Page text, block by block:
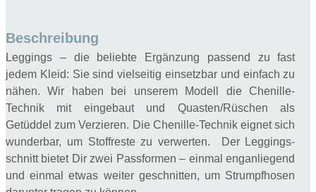
Beschreibung
Leggings – die beliebte Ergänzung passend zu fast
jedem Kleid: Sie sind vielseitig einsetzbar und einfach zu
nähen. Wir haben bei unserem Modell die Chenille-
Technik mit eingebaut und Quasten/Rüschen als
Getüddel zum Verzieren. Die Chenille-Technik eignet sich
wunderbar, um Stoffreste zu verwerten. Der Leggings-
schnitt bietet Dir zwei Passformen – einmal enganliegend
und einmal etwas weiter geschnitten, um Strumpfhosen